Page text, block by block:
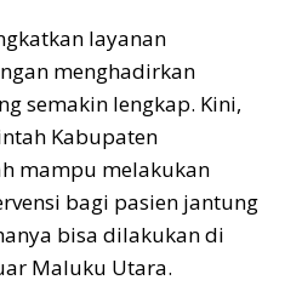
layanan
menghadirkan
semakin lengkap. Kini,
Kabupaten
mampu melakukan
bagi pasien jantung
bisa dilakukan di
Maluku Utara.